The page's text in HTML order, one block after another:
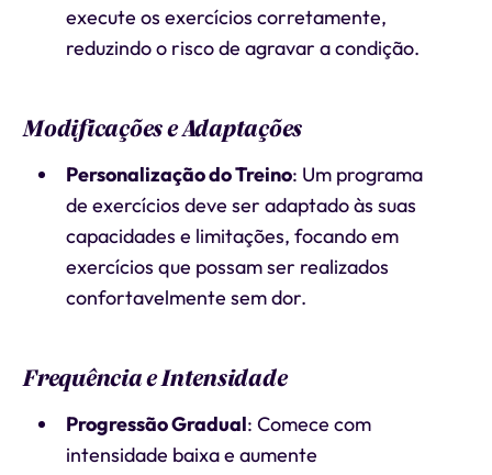
execute os exercícios corretamente,
reduzindo o risco de agravar a condição.
Modificações e Adaptações
Personalização do Treino: Um programa
de exercícios deve ser adaptado às suas
capacidades e limitações, focando em
exercícios que possam ser realizados
confortavelmente sem dor.
Frequência e Intensidade
Progressão Gradual: Comece com
intensidade baixa e aumente